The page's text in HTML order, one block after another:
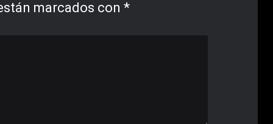
marcados con *